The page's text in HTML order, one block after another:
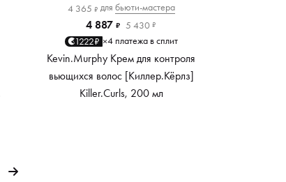
4 365 ₽ для бьюти-мастера
4 887 ₽ 5 430 ₽
1222₽ ×4 платежа в сплит
Kevin.Murphy Крем для контроля
вьющихся волос [Киллер.Кёрлз]
Killer.Curls, 200 мл